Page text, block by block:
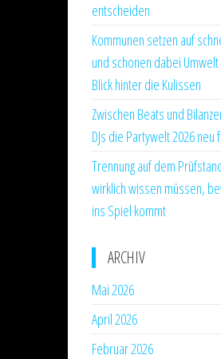
entscheiden
Kommunen setzen auf
und schonen dabei
Blick hinter die Kulissen
Zwischen Beats und
DJs die Partywelt 2026 neu
Trennung auf dem
wirklich wissen müssen,
ins Spiel kommt
ARCHIV
Mai 2026
April 2026
Februar 2026